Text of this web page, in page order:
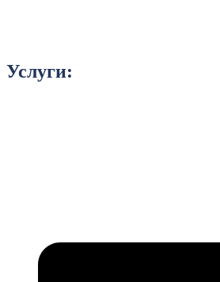
Услуги: